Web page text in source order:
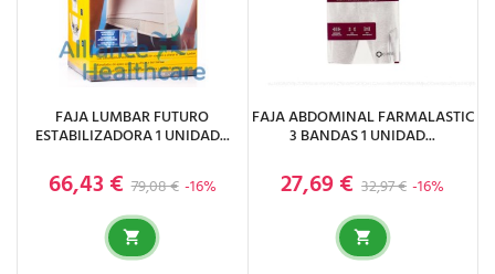
FAJA LUMBAR FUTURO
ESTABILIZADORA 1 UNIDAD...
Precio base
79,08 € -16%
Precio
66,43 €
FAJA ABDOMINAL FARMALASTIC
3 BANDAS 1 UNIDAD...
Precio base
32,97 € -16%
Precio
27,69 €